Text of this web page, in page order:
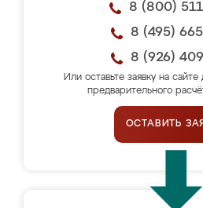
8 (800)
8 (495)
8 (926)
Или оставьте заявку на сайте
предварительного
ОСТАВИТЬ